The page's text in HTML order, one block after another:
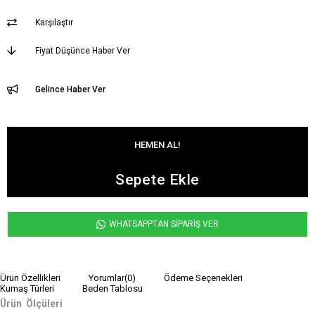
Karşılaştır
Fiyat Düşünce Haber Ver
Gelince Haber Ver
WHATSAPPTAN SİPARİŞ VER
Ürün Özellikleri Yorumlar(0)
Ödeme Seçenekleri
Kumaş Türleri
Beden Tablosu
Ürün Ölçüleri